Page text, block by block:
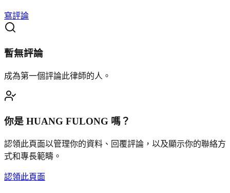
寫評論
暫無評論
成為第一個評論此律師的人。
你是 HUANG FULONG 嗎？
認領此頁面以管理你的資料、回覆評論，以及顯示你的聯絡方
式和專長範疇。
認領此頁面